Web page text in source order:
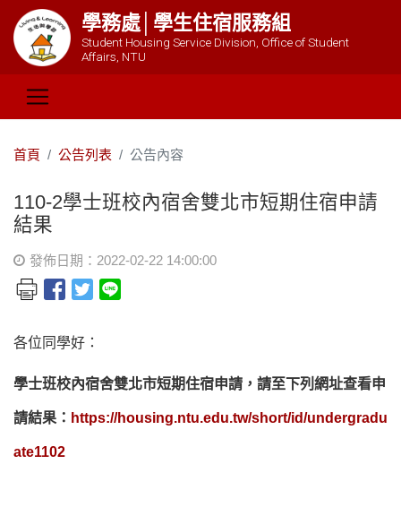
學務處│學生住宿服務組
Student Housing Service Division, Office of Student
Affairs, NTU
首頁 公告列表 公告內容
110-2學士班校內宿舍雙北市短期住宿申請
結果
發佈日期：2022-02-22 14:00:00
各位同學好：
學士班校內宿舍雙北市短期住宿申請，請至下列網址查看申
請結果： https://housing.ntu.edu.tw/short/id/undergradu
ate1102